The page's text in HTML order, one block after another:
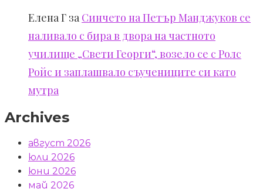
Елена Г за Синчето на Петър Манджуков се
наливало с бира в двора на частното
училище „Свети Георги“, возело се с Ролс
Ройс и заплашвало съучениците си като
мутра
Archives
август 2026
юли 2026
юни 2026
май 2026